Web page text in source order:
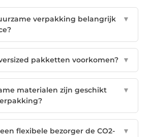
verpakking belangrijk
▼
pakketten voorkomen? ▼
materialen zijn geschikt
▼
flexibele bezorger de CO2-
▼